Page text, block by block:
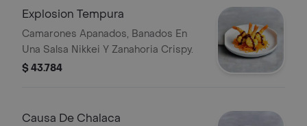
Explosion Tempura
Camarones Apanados, Banados En
Una Salsa Nikkei Y Zanahoria Crispy.
$ 43.784
Causa De Chalaca